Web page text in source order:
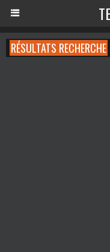
RÉSULTATS RECHERCHE